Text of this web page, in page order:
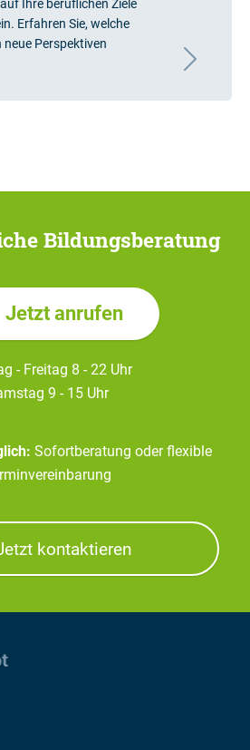
Ihre beruflichen Ziele
Erfahren Sie, welche
Perspektiven
Bildungsberatung
Jetzt anrufen
- Freitag 8 - 22 Uhr
9 - 15 Uhr
Sofortberatung oder flexible
kontaktieren